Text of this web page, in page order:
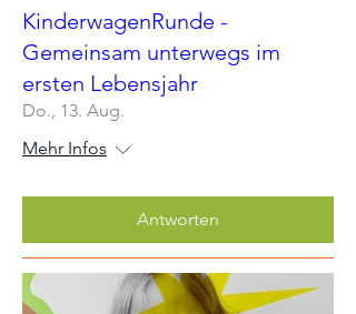
KinderwagenRunde -
Gemeinsam unterwegs im
ersten Lebensjahr
Do., 13. Aug.
Mehr Infos
Antworten